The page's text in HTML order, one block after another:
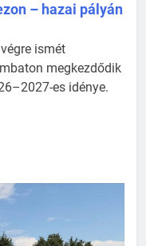
– hazai pályán
ismét
megkezdődik
es idénye.